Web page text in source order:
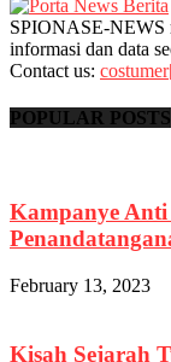
SPIONASE-NEWS
informasi dan data
Contact us:
POPULAR POSTS
Kampanye
February 13, 2023
Kisah Sejarah